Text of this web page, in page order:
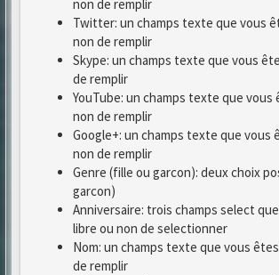
non de remplir
Twitter: un champs texte que vous
non de remplir
Skype: un champs texte que vous
de remplir
YouTube: un champs texte que vous
non de remplir
Google+: un champs texte que vous
non de remplir
Genre (fille ou garcon): deux choix
garcon)
Anniversaire: trois champs select
libre ou non de selectionner
Nom: un champs texte que vous
de remplir